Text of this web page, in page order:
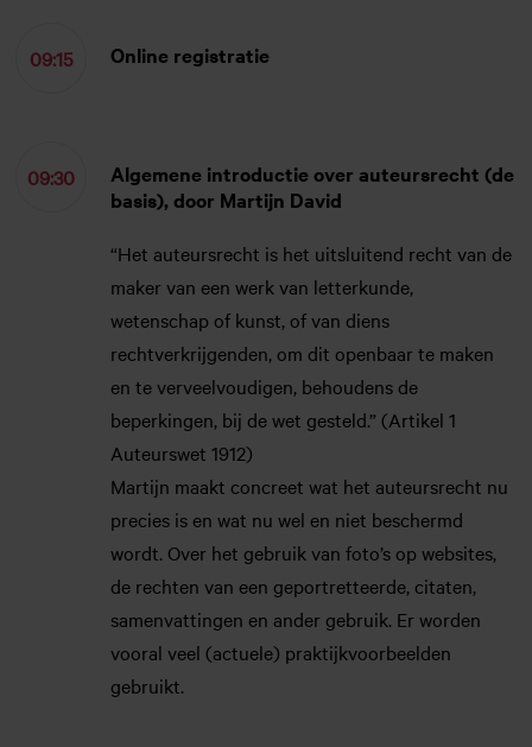
09:15 Online registratie
09:30
Algemene introductie over auteursrecht (de
basis), door Martijn David
“Het auteursrecht is het uitsluitend recht van de
maker van een werk van letterkunde,
wetenschap of kunst, of van diens
rechtverkrijgenden, om dit openbaar te maken
en te verveelvoudigen, behoudens de
beperkingen, bij de wet gesteld.” (Artikel 1
Auteurswet 1912)
Martijn maakt concreet wat het auteursrecht nu
precies is en wat nu wel en niet beschermd
wordt. Over het gebruik van foto’s op websites,
de rechten van een geportretteerde, citaten,
samenvattingen en ander gebruik. Er worden
vooral veel (actuele) praktijkvoorbeelden
gebruikt.